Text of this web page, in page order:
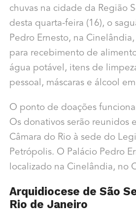
chuvas na cidade da Região
desta quarta-feira (16), o
Pedro Ernesto, na
para recebimento de
água potável, itens de
pessoal, máscaras e álcool
O ponto de doações
Os donativos serão reunidos
Câmara do Rio à sede do
Petrópolis. O Palácio Pedro
localizado na Cinelândia, no
Arquidiocese de São
Rio de Janeiro